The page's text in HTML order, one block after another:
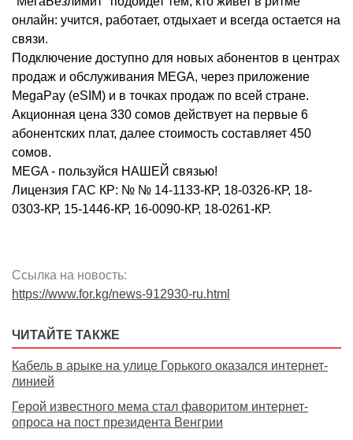
онлайн: учится, работает, отдыхает и всегда остается на
связи.
Подключение доступно для новых абонентов в центрах
продаж и обслуживания MEGA, через приложение
MegaPay (eSIM) и в точках продаж по всей стране.
Акционная цена 330 сомов действует на первые 6
абонентских плат, далее стоимость составляет 450
сомов.
MEGA - пользуйся НАШЕЙ связью!
Лицензия ГАС КР: № № 14-1133-КР, 18-0326-КР, 18-
0303-КР, 15-1446-КР, 16-0090-КР, 18-0261-КР.
Ссылка на новость:
https://www.for.kg/news-912930-ru.html
ЧИТАЙТЕ ТАКЖЕ
Кабель в арыке на улице Горького оказался интернет-
линией
Герой известного мема стал фаворитом интернет-
опроса на пост президента Венгрии